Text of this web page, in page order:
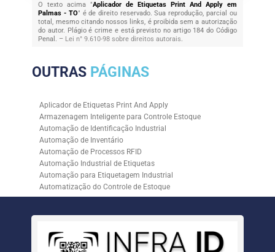
O texto acima "Aplicador de Etiquetas Print And Apply em
Palmas - TO" é de direito reservado. Sua reprodução, parcial ou
total, mesmo citando nossos links, é proibida sem a autorização
do autor. Plágio é crime e está previsto no artigo 184 do Código
Penal. – Lei n° 9.610-98 sobre direitos autorais.
OUTRAS PÁGINAS
Aplicador de Etiquetas Print And Apply
Armazenagem Inteligente para Controle Estoque
Automação de Identificação Industrial
Automação de Inventário
Automação de Processos RFID
Automação Industrial de Etiquetas
Automação para Etiquetagem Industrial
Automatização do Controle de Estoque
Controle de Estoque com RFID
Empresa de Automação para Processos Logísticos
Empresa de Rastreabilidade Industrial